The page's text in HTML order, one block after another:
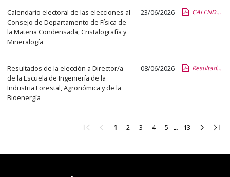
detalle
del
anuncio
completo.
Calendario electoral de las elecciones al
Consejo de Departamento de Física de
la Materia Condensada, Cristalografía y
Mineralogía
23/06/2026 CALENDARIO ELECTORAL DEL DEPARTAMENTO DE FISICA DE LA MATERIA CONDENSADA_v2.report.pdf.pdf
Resultados de la elección a Director/a
de la Escuela de Ingeniería de la
Industria Forestal, Agronómica y de la
Bioenergía
08/06/2026 Resultados elecciones DirectorEiFAB 2026.report.pdf.pdf
Ir
primera
Ir
página
1 2Ir
página
3
página
4Ir
página
5
página
13Ir
página
Ir
página
Ir